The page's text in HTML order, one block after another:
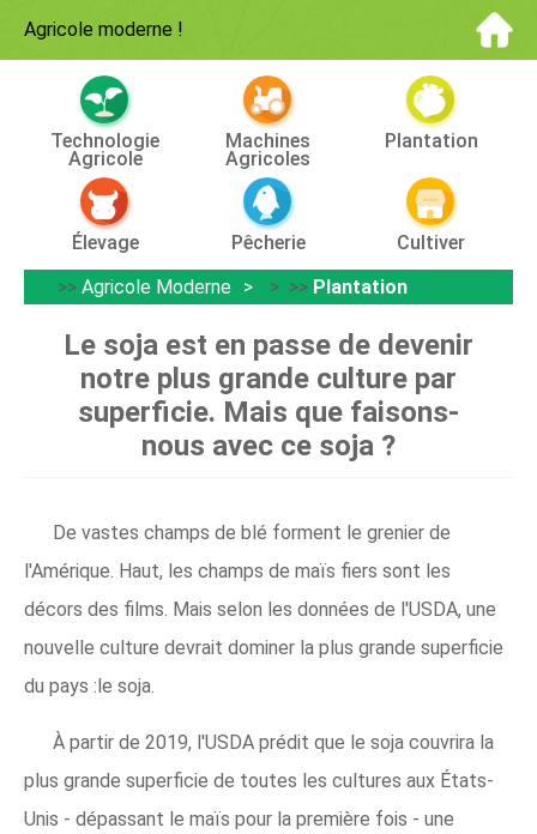
Agricole moderne !
Technologie
Agricole
Machines
Agricoles
Plantation
Élevage Pêcherie
Cultiver
>> Agricole Moderne > >> Plantation
Le soja est en passe de devenir
notre plus grande culture par
superficie. Mais que faisons-
nous avec ce soja ?
De vastes champs de blé forment le grenier de
l'Amérique. Haut, les champs de maïs fiers sont les
décors des films. Mais selon les données de l'USDA, une
nouvelle culture devrait dominer la plus grande superficie
du pays :le soja.
À partir de 2019, l'USDA prédit que le soja couvrira la
plus grande superficie de toutes les cultures aux États-
Unis - dépassant le maïs pour la première fois - une